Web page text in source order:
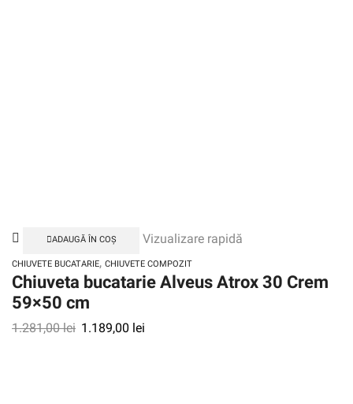
ADAUGĂ ÎN COȘ Vizualizare rapidă
CHIUVETE BUCATARIE, CHIUVETE COMPOZIT
Chiuveta bucatarie Alveus Atrox 30 Crem
59×50 cm
1.281,00lei 1.189,00 lei